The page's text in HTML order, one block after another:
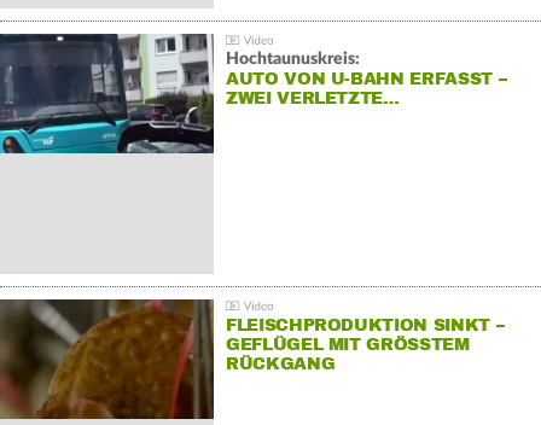
Hochtaunuskreis:
AUTO VON U-BAHN ERFASST –
ZWEI VERLETZTE…
FLEISCHPRODUKTION SINKT –
GEFLÜGEL MIT GRÖSSTEM R
ÜCKGANG